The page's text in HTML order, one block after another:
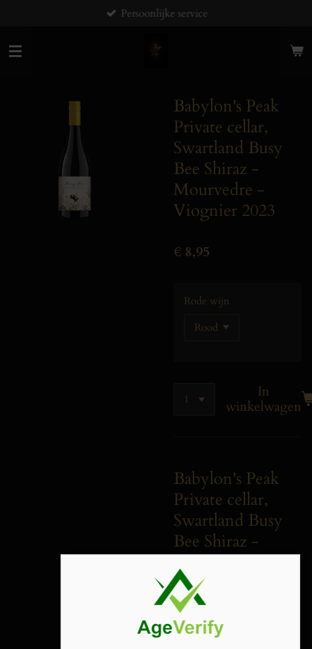
naar
de
Persoonlijke service
Babylon's Peak
Private cellar,
Swartland Busy
Bee Shiraz -
Mourvedre -
Viognier 2023
€ 8,95
Rode wijn
In
winkelwagen
Babylon's Peak
Private cellar,
Swartland Busy
Bee Shiraz -
Mourvedre -
Viognier 2023
50% Shiraz, 40%